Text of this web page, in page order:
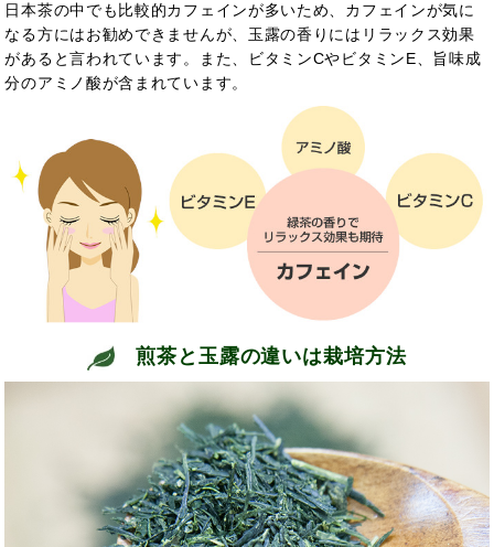
日本茶の中でも比較的カフェインが多いため、カフェインが気に
なる方にはお勧めできませんが、玉露の香りにはリラックス効果
があると言われています。また、ビタミンCやビタミンE、旨味成
分のアミノ酸が含まれています。
煎茶と玉露の違いは栽培方法